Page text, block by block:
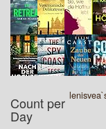
Count per
Day